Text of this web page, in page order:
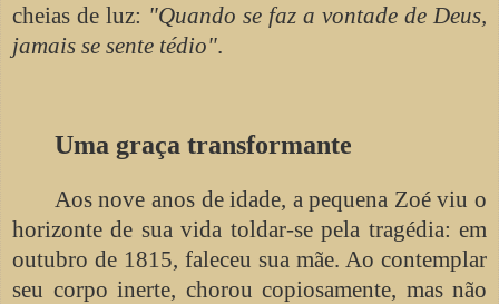
cheias de luz: "Quando se faz a vontade de Deus,
jamais se sente tédio".
Uma graça transformante
Aos nove anos de idade, a pequena Zoé viu o
horizonte de sua vida toldar-se pela tragédia: em
outubro de 1815, faleceu sua mãe. Ao contemplar
seu corpo inerte, chorou copiosamente, mas não